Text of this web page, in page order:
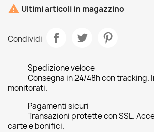
 Ultimi articoli in magazzino
Condividi
Spedizione veloce
Consegna in 24/48h con tracking.
monitorati.
Pagamenti sicuri
Transazioni protette con SSL.
carte e bonifici.